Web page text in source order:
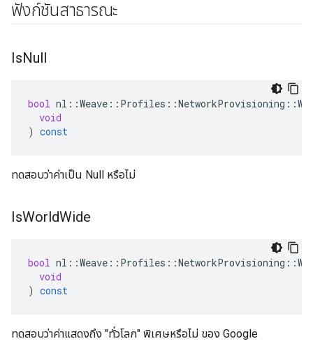
ฟังก์ชันสาธารณะ
IsNull
bool nl ::Weave :: Profiles ::NetworkProvisioning ::
void
) const
ทดสอบว่าค่าเป็น Null หรือไม่
IsWorldWide
bool nl ::Weave :: Profiles ::NetworkProvisioning ::
void
) const
ทดสอบว่าค่าแสดงถึง "ทั่วโลก" พิเศษหรือไม่ ของ Google